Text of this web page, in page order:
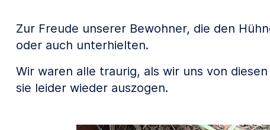
Zur Freude unserer Bewohner, die den
oder auch unterhielten.
Wir waren alle traurig, als wir uns von
sie leider wieder auszogen.